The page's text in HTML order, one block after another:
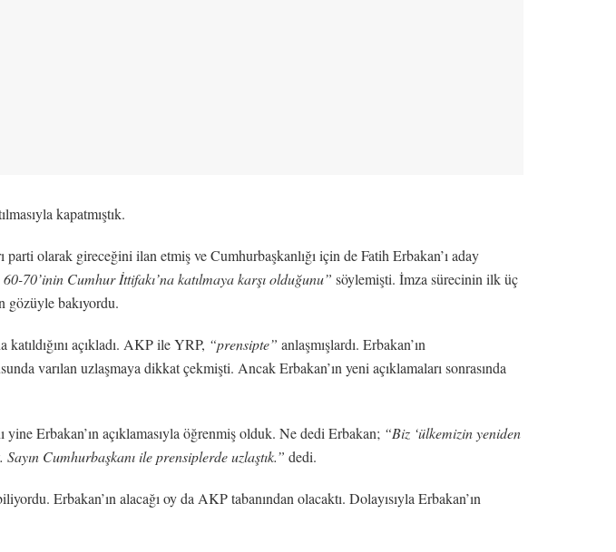
kapatmıştık.
olarak gireceğini ilan etmiş ve Cumhurbaşkanlığı için de Fatih Erbakan’ı aday
60-70’inin Cumhur İttifakı’na katılmaya karşı olduğunu” söylemişti. İmza sürecinin ilk üç
gözüyle bakıyordu.
açıkladı. AKP ile YRP, “prensipte” anlaşmışlardı. Erbakan’ın
varılan uzlaşmaya dikkat çekmişti. Ancak Erbakan’ın yeni açıklamaları sonrasında
yine Erbakan’ın açıklamasıyla öğrenmiş olduk. Ne dedi Erbakan; “Biz ‘ülkemizin yeniden
Cumhurbaşkanı ile prensiplerde uzlaştık.” dedi.
Erbakan’ın alacağı oy da AKP tabanından olacaktı. Dolayısıyla Erbakan’ın